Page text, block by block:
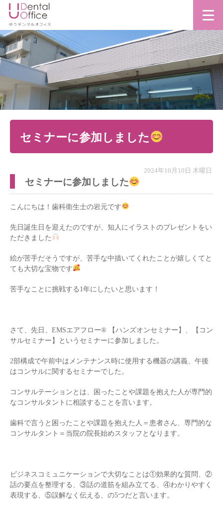
セミナーに参加しました
2024年10月10日 木曜日
セミナーに参加しました
こんにちは！歯科衛生士の岩元です
先日誕生日を迎えたのですが、知人にイラストのプレゼントをい
ただきました
絵が苦手だそうですが、苦手な中描いてくれたことが嬉しくてと
ても大切な宝物です
苦手なことに挑戦する1年にしたいと思います！
さて、先日、EMSエアフロー® 【ハンズオンセミナー】、【コン
サルセミナー】というセミナーに参加しました。
2部構成で午前中はメンテナンス時に使用する機器の講義、午後
はコンサルに関するセミナーでした。
コンサルテーションとは、困ったことや課題を抱えた人が専門的
なコンサルタントに相談することを言います。
歯科で言うと困ったことや課題を抱えた人＝患者さん、専門的な
コンサルタント＝当院の院長始めスタッフとなります。
ビジネスコミュニケーションで大切なことは①効果的な質問、②
話の要点を整理する、③話の道筋を組み立てる、④わかりやすく
表現する、⑤誤解なく伝える、の5つだと言います。